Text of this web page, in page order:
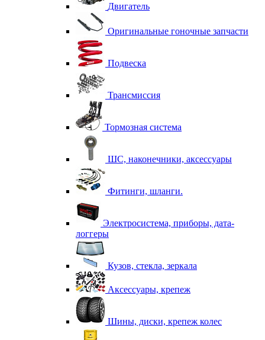
Двигатель
Оригинальные гоночные запчасти
Подвеска
Трансмиссия
Тормозная система
ШС, наконечники, аксессуары
Фитинги, шланги.
Электросистема, приборы, дата-
логгеры
Кузов, стекла, зеркала
Аксессуары, крепеж
Шины, диски, крепеж колес